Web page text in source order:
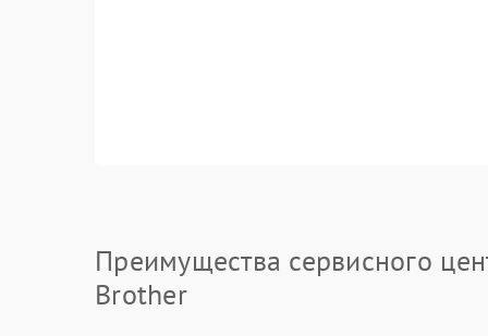
Преимущества сервисного
Brother